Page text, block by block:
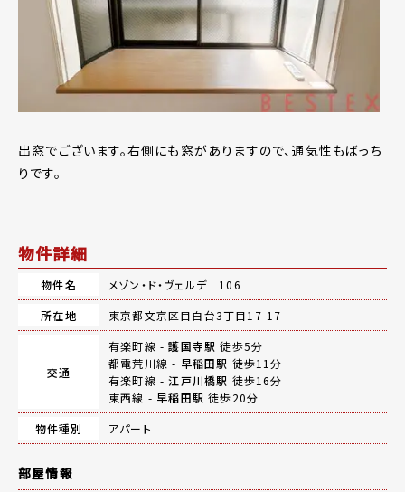
出窓でございます。右側にも窓がありますので、通気性もばっち
りです。
物件詳細
物件名
メゾン・ド・ヴェルデ 106
所在地
東京都文京区目白台3丁目17-17
交通
有楽町線 -護国寺駅 徒歩5分
都電荒川線 - 早稲田駅 徒歩11分
有楽町線 -江戸川橋駅 徒歩16分
東西線 - 早稲田駅 徒歩20分
物件種別
アパート
部屋情報